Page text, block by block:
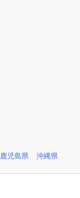
鹿児島県 沖縄県